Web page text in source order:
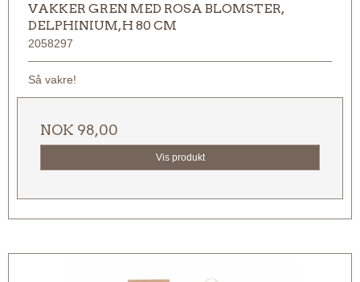
VAKKER GREN MED ROSA BLOMSTER,
DELPHINIUM, H 80 CM
2058297
Så vakre!
NOK 98,00
Vis produkt